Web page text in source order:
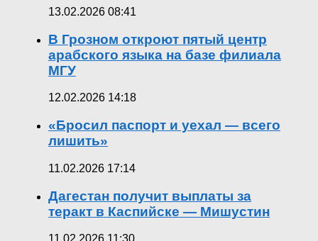
13.02.2026 08:41
В Грозном откроют пятый центр
арабского языка на базе филиала
МГУ
12.02.2026 14:18
«Бросил паспорт и уехал — всего
лишить»
11.02.2026 17:14
Дагестан получит выплаты за
теракт в Каспийске — Мишустин